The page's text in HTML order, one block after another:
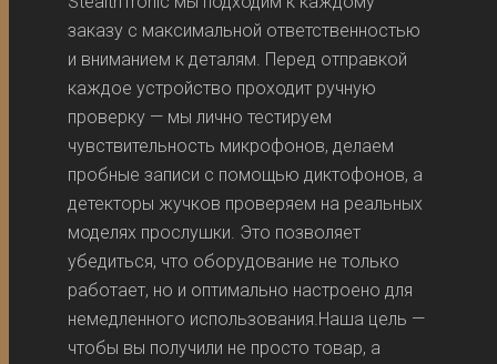
заказу с максимальной ответственностью
и вниманием к деталям. Перед отправкой
каждое устройство проходит ручную
проверку — мы лично тестируем
чувствительность микрофонов, делаем
пробные записи с помощью диктофонов, а
детекторы жучков проверяем на реальных
моделях прослушки. Это позволяет
убедиться, что оборудование не только
работает, но и оптимально настроено для
немедленного использования.Наша цель —
чтобы вы получили не просто товар, а